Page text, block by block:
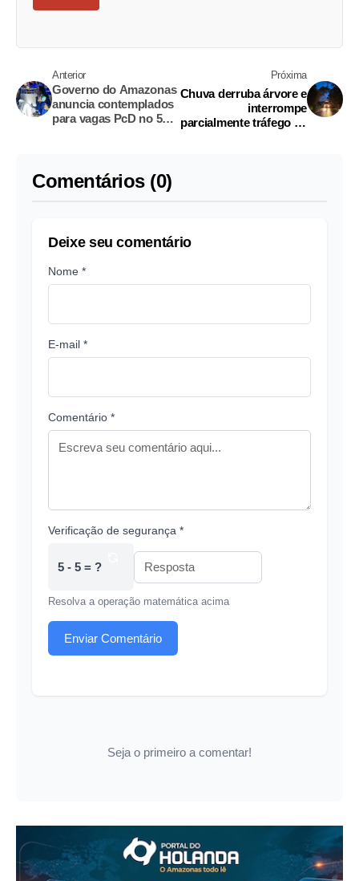
Anterior
Governo do Amazonas
anuncia contemplados
para vagas PcD no 59º
Próxima
Chuva derruba árvore e
interrompe
parcialmente tráfego na
Comentários (0)
Deixe seu comentário
Nome *
E-mail *
Comentário *
Verificação de segurança *
5 - 5 = ?
Resolva a operação matemática acima
Enviar Comentário
Seja o primeiro a comentar!